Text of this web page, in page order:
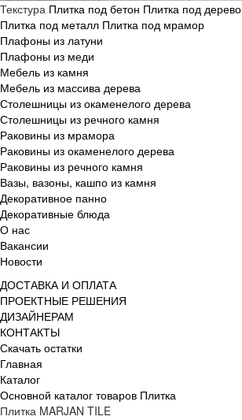
Текстура Плитка под бетон Плитка под дерево
Плитка под металл Плитка под мрамор
Плафоны из латуни
Плафоны из меди
Мебель из камня
Мебель из массива дерева
Столешницы из окаменелого дерева
Столешницы из речного камня
Раковины из мрамора
Раковины из окаменелого дерева
Раковины из речного камня
Вазы, вазоны, кашпо из камня
Декоративное панно
Декоративные блюда
О нас
Вакансии
Новости
ДОСТАВКА И ОПЛАТА
ПРОЕКТНЫЕ РЕШЕНИЯ
ДИЗАЙНЕРАМ
КОНТАКТЫ
Скачать остатки
Главная
Каталог
Основной каталог товаров Плитка
Плитка MARJAN TILE